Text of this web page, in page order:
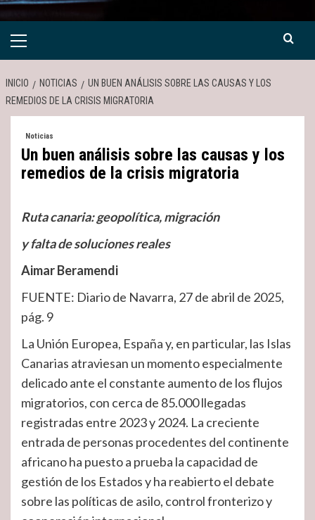
Menú
INICIO NOTICIAS
UN BUEN ANÁLISIS SOBRE LAS CAUSAS Y LOS
REMEDIOS DE LA CRISIS MIGRATORIA
Noticias
Un buen análisis sobre las causas y los
remedios de la crisis migratoria
Ruta canaria: geopolítica, migración
y falta de soluciones reales
Aimar Beramendi
FUENTE: Diario de Navarra, 27 de abril de 2025,
pág. 9
La Unión Europea, España y, en particular, las Islas
Canarias atraviesan un momento especialmente
delicado ante el constante aumento de los flujos
migratorios, con cerca de 85.000 llegadas
registradas entre 2023 y 2024. La creciente
entrada de personas procedentes del continente
africano ha puesto a prueba la capacidad de
gestión de los Estados y ha reabierto el debate
sobre las políticas de asilo, control fronterizo y